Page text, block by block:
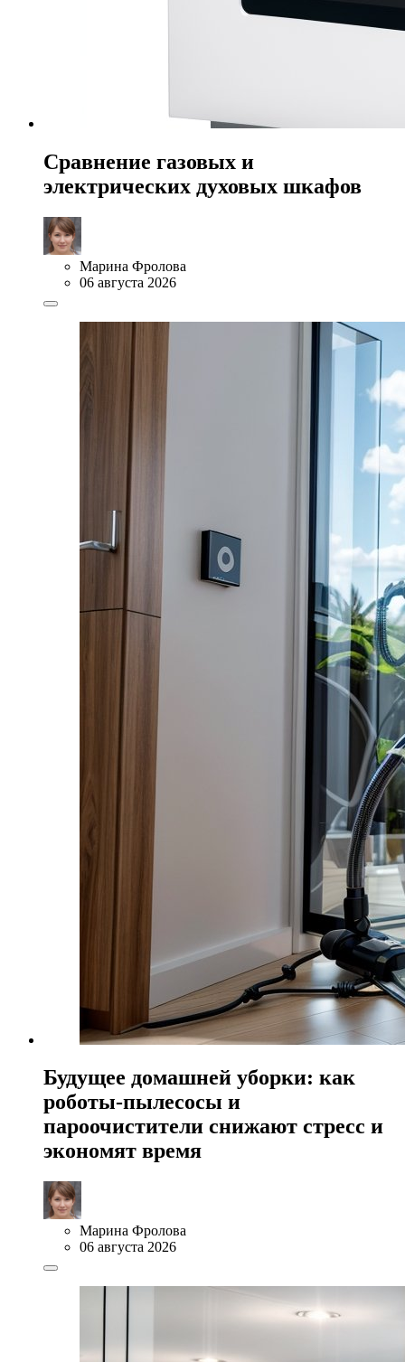
Сравнение газовых и
электрических духовых шкафов
Марина Фролова
06 августа 2026
Будущее домашней уборки: как
роботы-пылесосы и
пароочистители снижают стресс и
экономят время
Марина Фролова
06 августа 2026